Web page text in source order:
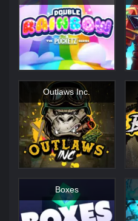
Outlaws Inc.
Boxes